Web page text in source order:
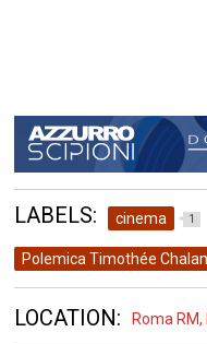
LABELS: cinema 1
Polemica Timothée
LOCATION: Roma RM,